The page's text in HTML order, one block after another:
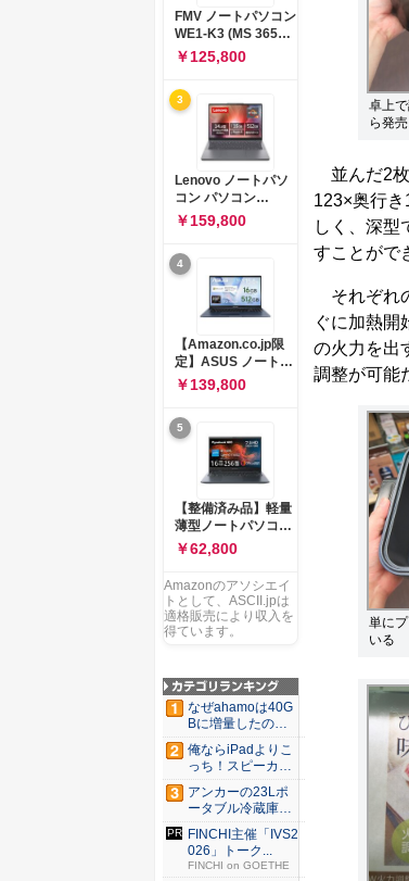
卓上
ら発
並んだ2枚
123×奥行き
しく、深型
すことがで
それぞれ
ぐに加熱開
の火力を出
調整が可能
単に
いる
Office搭載 カメラシ
ャッター 指紋認証 薄
型 Copilotキー搭載
ナチュラルシルバー
FMV ノートパソコン
WE1-K3 (MS 365
Personal/Copilotキ
ー搭載/Win 11/15.6
型/Core
i5/16GB/SSD
512GB/ホワイト)
FMVWK3E15W_AZ
￥125,800
3
Lenovo ノートパソ
コン パソコン
IdeaPad Slim 3 14.0
インチ AMD
Ryzen™ 5 8640HS
メモリ16GB
SSD512GB
Microsoft 365 試用
版 Windows11 バッ
テリー駆動12.6時間
重量1.39kg ルナグレ
ー 83K9003JJP ノー
トPC
￥159,800
4
【Amazon.co.jp限
定】ASUS ノートパ
ソコン Vivobook 15
M1502NAQ 15.6イ
ンチ AMD Ryzen 7
170 メモリ16GB
SSD 512GB
Microsoft 365
Personal (24か月版)
搭載 Windows 11 重
量1.7kg Wi-Fi 6E ク
ワイエットブルー
M1502NAQ-
￥139,800
5
【整備済み品】軽量
薄型ノートパソコン
dynabook G83 ■
13.3型
FHD(1920x1080) -
高性能第11世代Core
i5-1135G7 - メモリ
16GB - SSD 256GB
USB Type-C - MS
Office 2021 - Win11
搭載
￥62,800
Amazonのアソシエイ
トとして、ASCII.jpは
適格販売により収入を
得ています。
なぜahamoは40G
Bに増量したの
か ...
俺ならiPadよりこ
っち！スピーカー
9個...
アンカーの23Lポ
ータブル冷蔵庫が
Ama...
FINCHI主催「IVS2
026」トーク...
FINCHI on GOETHE